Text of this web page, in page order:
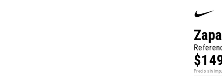
$
Precio sin